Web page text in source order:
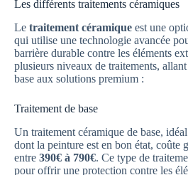
Les différents traitements céramiques
Le traitement céramique est une
qui utilise une technologie avancée
barrière durable contre les éléments
plusieurs niveaux de traitements,
base aux solutions premium :
Traitement de base
Un traitement céramique de base,
dont la peinture est en bon état, coûte
entre 390€ à 790€. Ce type de
pour offrir une protection contre les